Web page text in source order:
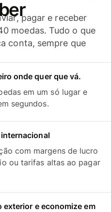
pagar e receber
moedas. Tudo o que
conta, sempre que
onde quer que vá.
em um só lugar e
segundos.
com margens de lucro
ou tarifas altas ao pagar
exterior e economize em